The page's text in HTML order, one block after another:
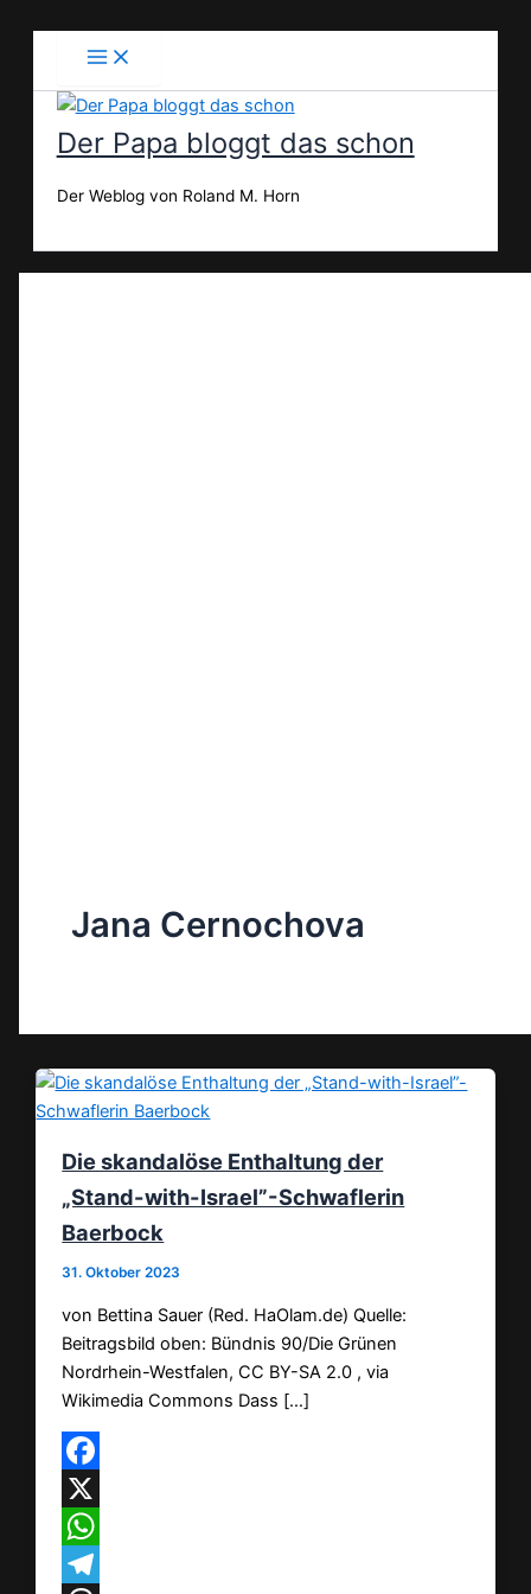
Der Papa bloggt das schon
Der Weblog von Roland M. Horn
Jana Cernochova
Die skandalöse Enthaltung der
„Stand-with-Israel”-Schwaflerin
Baerbock
31. Oktober 2023
von Bettina Sauer (Red. HaOlam.de) Quelle:
Beitragsbild oben: Bündnis 90/Die Grünen
Nordrhein-Westfalen, CC BY-SA 2.0 , via
Wikimedia Commons Dass […]
Facebook
X
WhatsApp